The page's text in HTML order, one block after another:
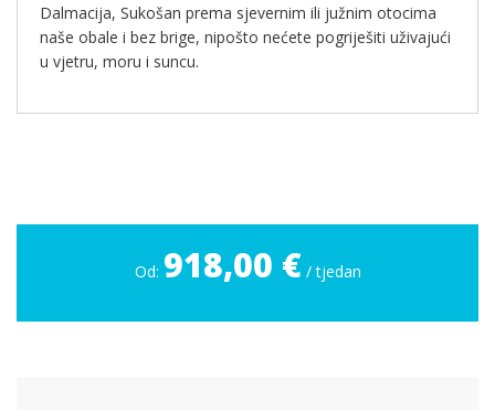
Dalmacija, Sukošan prema sjevernim ili južnim otocima
naše obale i bez brige, nipošto nećete pogriješiti uživajući
u vjetru, moru i suncu.
Od: 918,00 € / tjedan